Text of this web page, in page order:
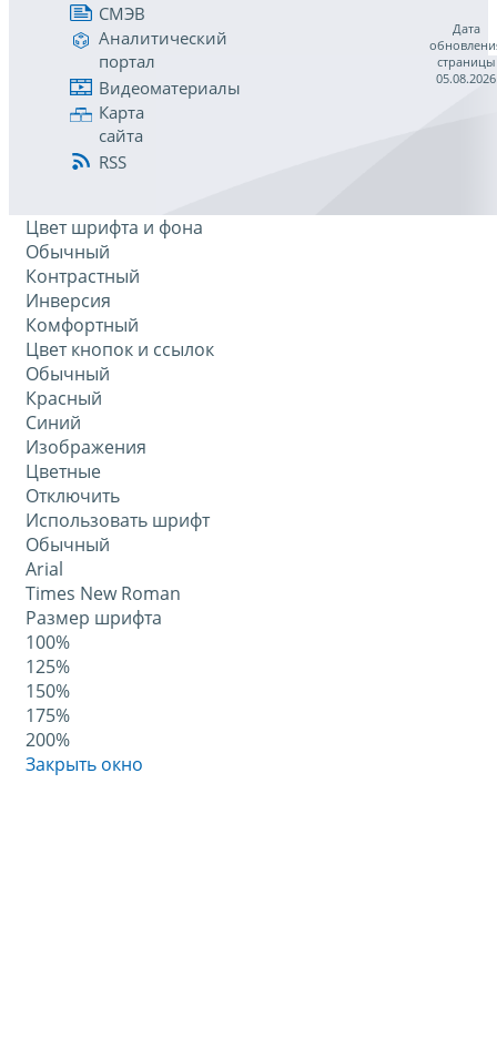
СМЭВ
Аналитический
портал
Видеоматериалы
Карта
сайта
RSS
Дата
страницы
05.08.2026
Цвет шрифта и фона
Обычный
Контрастный
Инверсия
Комфортный
Цвет кнопок и ссылок
Обычный
Красный
Синий
Изображения
Цветные
Отключить
Использовать шрифт
Обычный
Arial
Times New Roman
Размер шрифта
100%
125%
150%
175%
200%
Закрыть окно